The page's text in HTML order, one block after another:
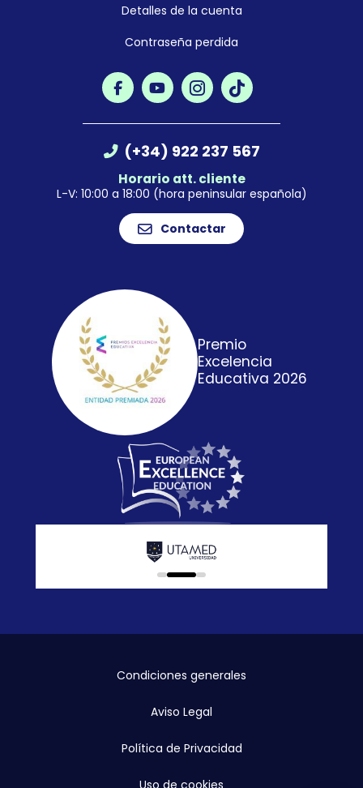
Detalles de la cuenta
Contraseña perdida
(+34) 922 237 567
Horario att. cliente
L-V: 10:00 a 18:00 (hora peninsular española)
Contactar
Premio
Excelencia
Educativa 2026
0 1 2
Condiciones generales
Aviso Legal
Política de Privacidad
Uso de cookies